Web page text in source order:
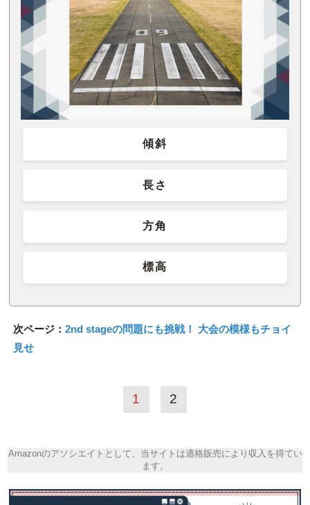
傾斜
長さ
方角
標高
次ページ： 2nd stageの問題にも挑戦！ 大会の模様もチョイ
見せ
1 2
Amazonのアソシエイトとして、当サイトは適格販売により収入を得てい
ます。